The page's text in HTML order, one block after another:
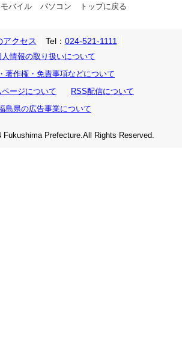
モバイル パソコン トップに戻る
アクセス Tel： 024-521-1111
人情報の取り扱いについて
著作権・免責事項などについて
ージについて
RSS配信について
島県の広告事業について
Fukushima Prefecture.All Rights Reserved.